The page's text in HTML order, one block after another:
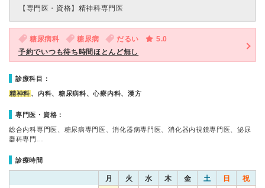
【専門医・資格】 精神科専門医
糖尿病科 糖尿病 だるい
5.0
予約でいつも待ち時間ほとんど無し
診療科目：
精神科 、内科、糖尿病科、心療内科、漢方
専門医・資格：
総合内科専門医、糖尿病専門医、消化器病専門医、消化器内視鏡専門医、泌尿
器科専門…
診療時間
月 火 水 木 金 土 日 祝